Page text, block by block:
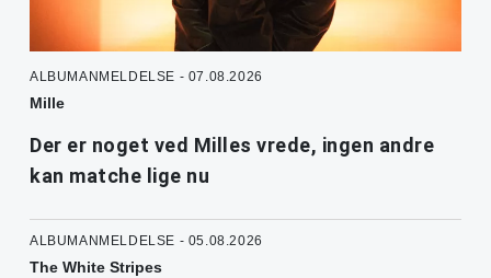
ALBUMANMELDELSE - 07.08.2026
Mille
Der er noget ved Milles vrede, ingen andre
kan matche lige nu
ALBUMANMELDELSE - 05.08.2026
The White Stripes